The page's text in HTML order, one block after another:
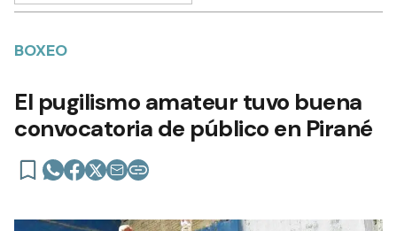
BOXEO
El pugilismo amateur tuvo buena
convocatoria de público en Pirané